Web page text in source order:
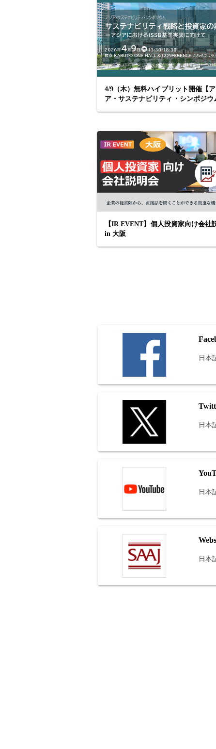
4/9（木）無料ハイブリット開催【
ア・サステナビリティ・シンポジウ
【IR EVENT】個人投資家向け会社
in 大阪
日本
日本
日本
日本